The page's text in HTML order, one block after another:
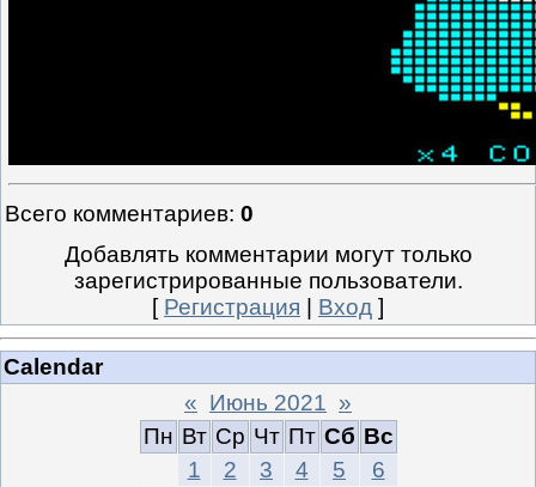
Всего комментариев: 0
Добавлять комментарии могут только
зарегистрированные пользователи.
[ Регистрация Вход ]
Calendar
« Июнь 2021 »
Пн Вт Ср Чт Пт Сб Вс
1
2 3 4 5
6